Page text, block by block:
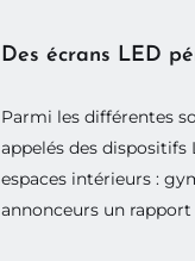
Des écrans LED
Parmi les différentes
appelés des
espaces intérieurs :
annonceurs un